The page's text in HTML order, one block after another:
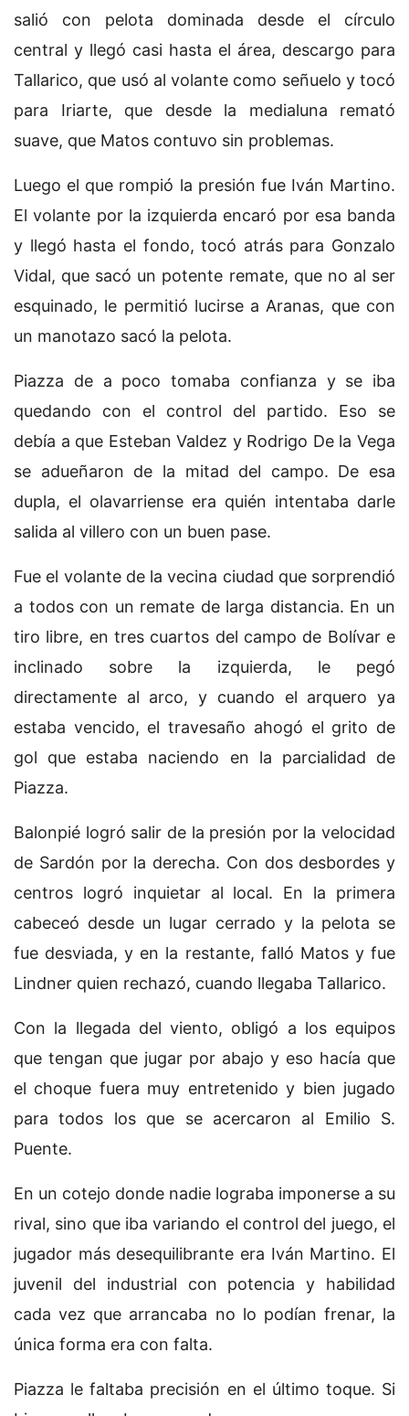
salió con pelota dominada desde el círculo
central y llegó casi hasta el área, descargo para
Tallarico, que usó al volante como señuelo y tocó
para Iriarte, que desde la medialuna remató
suave, que Matos contuvo sin problemas.
Luego el que rompió la presión fue Iván Martino.
El volante por la izquierda encaró por esa banda
y llegó hasta el fondo, tocó atrás para Gonzalo
Vidal, que sacó un potente remate, que no al ser
esquinado, le permitió lucirse a Aranas, que con
un manotazo sacó la pelota.
Piazza de a poco tomaba confianza y se iba
quedando con el control del partido. Eso se
debía a que Esteban Valdez y Rodrigo De la Vega
se adueñaron de la mitad del campo. De esa
dupla, el olavarriense era quién intentaba darle
salida al villero con un buen pase.
Fue el volante de la vecina ciudad que sorprendió
a todos con un remate de larga distancia. En un
tiro libre, en tres cuartos del campo de Bolívar e
inclinado sobre la izquierda, le pegó
directamente al arco, y cuando el arquero ya
estaba vencido, el travesaño ahogó el grito de
gol que estaba naciendo en la parcialidad de
Piazza.
Balonpié logró salir de la presión por la velocidad
de Sardón por la derecha. Con dos desbordes y
centros logró inquietar al local. En la primera
cabeceó desde un lugar cerrado y la pelota se
fue desviada, y en la restante, falló Matos y fue
Lindner quien rechazó, cuando llegaba Tallarico.
Con la llegada del viento, obligó a los equipos
que tengan que jugar por abajo y eso hacía que
el choque fuera muy entretenido y bien jugado
para todos los que se acercaron al Emilio S.
Puente.
En un cotejo donde nadie lograba imponerse a su
rival, sino que iba variando el control del juego, el
jugador más desequilibrante era Iván Martino. El
juvenil del industrial con potencia y habilidad
cada vez que arrancaba no lo podían frenar, la
única forma era con falta.
Piazza le faltaba precisión en el último toque. Si